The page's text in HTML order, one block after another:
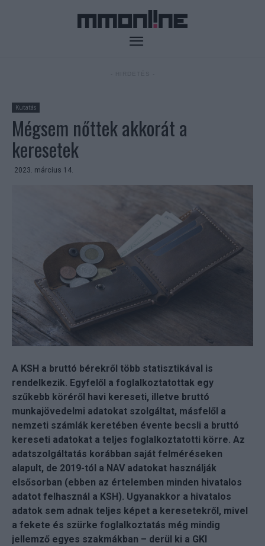
Kutatás
Mégsem nőttek akkorát a
keresetek
2023. március 14.
A KSH a bruttó bérekről több statisztikával is
rendelkezik. Egyfelől a foglalkoztatottak egy
szűkebb köréről havi kereseti, illetve bruttó
munkajövedelmi adatokat szolgáltat, másfelől a
nemzeti számlák keretében évente becsli a bruttó
kereseti adatokat a teljes foglalkoztatotti körre. Az
adatszolgáltatás korábban saját felméréseken
alapult, de 2019-tól a NAV adatokat használják
elsősorban (ebben az értelemben minden hivatalos
adatot felhasznál a KSH). Ugyanakkor a hivatalos
adatok sem adnak teljes képet a keresetekről, mivel
a fekete és szürke foglalkoztatás még mindig
jellemző egyes szakmákban – derül ki a GKI